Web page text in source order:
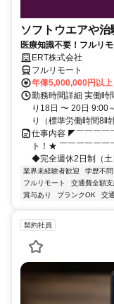
ソフトウエアや
医療知識不要！フルリ
ERT株式会社
フルリモート
年俸5,000,000円以上
勤務時間詳細 実働時
り18日 〜 20日 9:00
り（標準労働時間8時
仕事内容 ◤￣￣￣￣
ト！★ ￣￣￣￣￣￣
◆完全週休2日制（
業界未経験者歓迎 学歴不問
フルリモート
交通費全額
賞与あり
ブランクOK 交
契約社員